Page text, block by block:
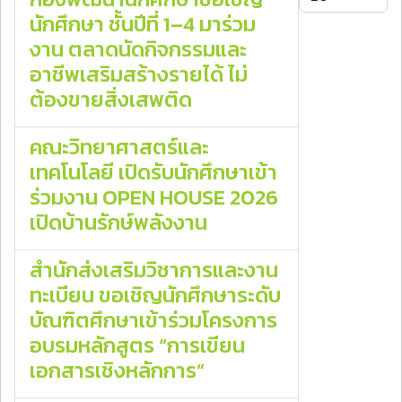
นักศึกษา ชั้นปีที่ 1–4 มาร่วม
งาน ตลาดนัดกิจกรรมและ
อาชีพเสริมสร้างรายได้ ไม่
ต้องขายสิ่งเสพติด
คณะวิทยาศาสตร์และ
เทคโนโลยี เปิดรับนักศึกษาเข้า
ร่วมงาน OPEN HOUSE 2026
เปิดบ้านรักษ์พลังงาน
สำนักส่งเสริมวิชาการและงาน
ทะเบียน ขอเชิญนักศึกษาระดับ
บัณฑิตศึกษาเข้าร่วมโครงการ
อบรมหลักสูตร “การเขียน
เอกสารเชิงหลักการ”